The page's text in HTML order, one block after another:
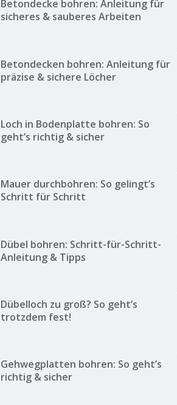
Betondecke bohren: Anleitung für
sicheres & sauberes Arbeiten
Betondecken bohren: Anleitung für
präzise & sichere Löcher
Loch in Bodenplatte bohren: So
geht’s richtig & sicher
Mauer durchbohren: So gelingt’s
Schritt für Schritt
Dübel bohren: Schritt-für-Schritt-
Anleitung & Tipps
Dübelloch zu groß? So geht’s
trotzdem fest!
Gehwegplatten bohren: So geht’s
richtig & sicher